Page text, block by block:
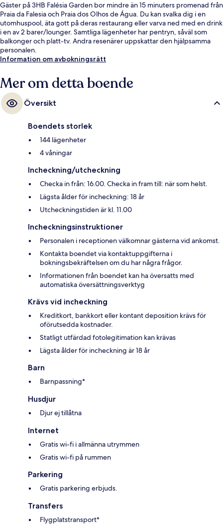
Gäster på 3HB Falésia Garden bor mindre än 15 minuters promenad från
Praia da Falesia och Praia dos Olhos de Água. Du kan svalka dig i en
utomhuspool, äta gott på deras restaurang eller varva ned med en drink
i en av 2 barer/lounger. Samtliga lägenheter har pentryn, såväl som
balkonger och platt-tv. Andra resenärer uppskattar den hjälpsamma
personalen.
Information om avbokningsrätt
Mer om detta boende
Översikt
Boendets storlek
144 lägenheter
4 våningar
Incheckning/utcheckning
Checka in från: 16.00. Checka in fram till: när som helst.
Lägsta ålder för incheckning: 18 år
Utcheckningstiden är kl. 11.00
Incheckningsinstruktioner
Personalen i receptionen välkomnar gästerna vid ankomst.
Kontakta boendet via kontaktuppgifterna i
bokningsbekräftelsen om du har några frågor.
Informationen från boendet kan ha översatts med
automatiska översättningsverktyg
Krävs vid incheckning
Kreditkort, bankkort eller kontant deposition krävs för
oförutsedda kostnader.
Statligt utfärdad fotolegitimation kan krävas
Lägsta ålder för incheckning är 18 år
Barn
Barnpassning*
Husdjur
Djur ej tillåtna
Internet
Gratis wi-fi i allmänna utrymmen
Gratis wi-fi på rummen
Parkering
Gratis parkering erbjuds.
Transfers
Flygplatstransport*